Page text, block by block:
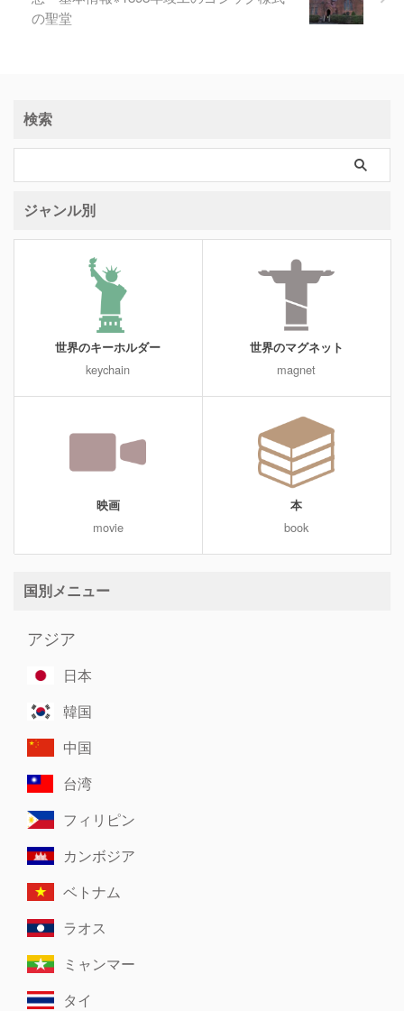
の聖堂
検索
ジャンル別
世界のキーホルダー
keychain
世界のマグネット
magnet
映画
movie
本
book
国別メニュー
アジア
日本
韓国
中国
台湾
フィリピン
カンボジア
ベトナム
ラオス
ミャンマー
タイ